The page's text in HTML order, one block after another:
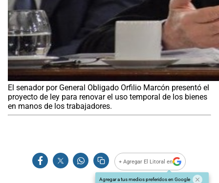
El senador por General Obligado Orfilio Marcón presentó el
proyecto de ley para renovar el uso temporal de los bienes
en manos de los trabajadores.
+ Agregar El Litoral en
Agregar a tus medios preferidos en Google